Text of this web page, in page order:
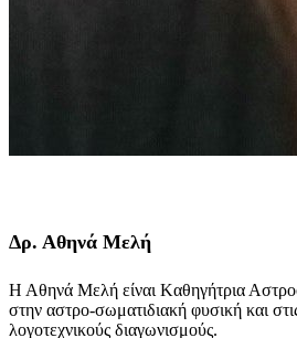
Δρ. Αθηνά Μελή
Η Αθηνά Μελή είναι Kαθηγήτρια
στην αστρο-σωματιδιακή φυσική και
λογοτεχνικούς διαγωνισμούς.